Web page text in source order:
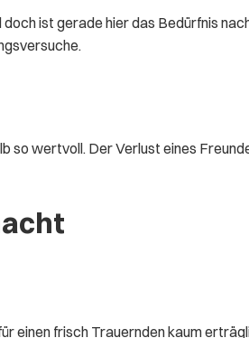
ist gerade hier das Bedürfnis
so wertvoll. Der Verlust eines
einen frisch Trauernden kaum